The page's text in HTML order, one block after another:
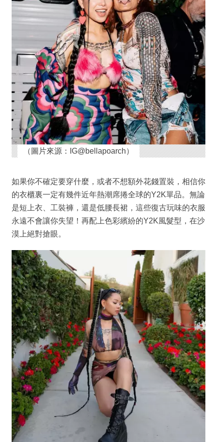
（圖片來源：IG@bellapoarch）
如果你不確定要穿什麼，或者不想額外花錢置裝，相信你
的衣櫃裏一定有幾件近年熱潮席捲全球的Y2K單品。無論
是短上衣、工裝褲，還是低腰長裙，這些復古玩味的衣服
永遠不會讓你失望！再配上色彩繽紛的Y2K風髮型，在沙
漠上絕對搶眼。